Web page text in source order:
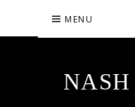
content
MENU